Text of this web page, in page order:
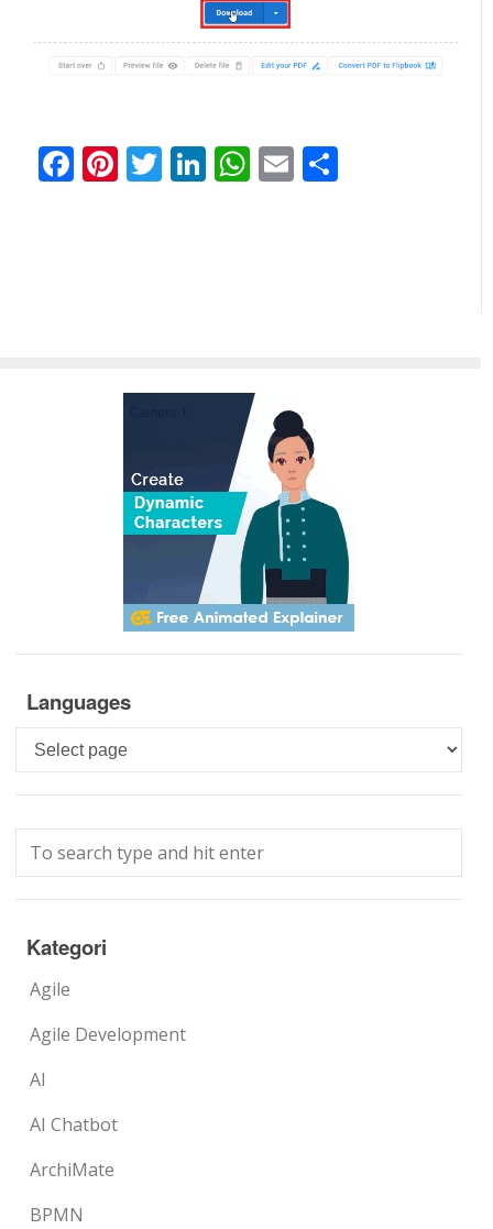
Facebook
Pinterest
Twitter
LinkedIn
WhatsApp
Email
Languages
Languages
Kategori
Agile
Agile Development
AI
AI Chatbot
ArchiMate
BPMN